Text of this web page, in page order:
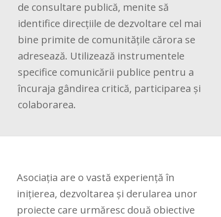
de consultare publică, menite să
identifice direcțiile de dezvoltare cel mai
bine primite de comunitățile cărora se
adresează. Utilizează instrumentele
specifice comunicării publice pentru a
încuraja gândirea critică, participarea și
colaborarea.
Asociația are o vastă experiență în
inițierea, dezvoltarea și derularea unor
proiecte care urmăresc două obiective